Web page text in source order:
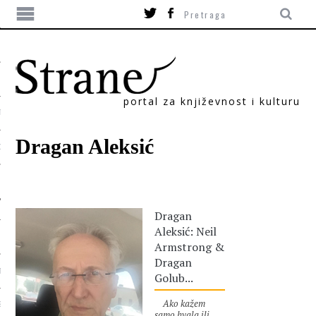
portal za književnost i kulturu
Dragan Aleksić
Dragan
Aleksić: Neil
Armstrong &
Dragan
Golub...
Ako kažem